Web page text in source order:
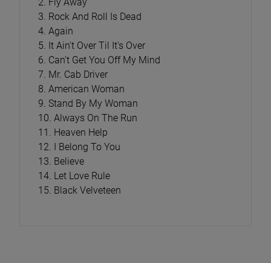
3. Rock And Roll Is Dead
4. Again
5. It Ain't Over Til It's Over
6. Can't Get You Off My Mind
7. Mr. Cab Driver
8. American Woman
9. Stand By My Woman
10. Always On The Run
11. Heaven Help
12. I Belong To You
13. Believe
14. Let Love Rule
15. Black Velveteen